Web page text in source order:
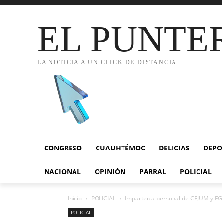
EL
LA NOTICIA A UN CLICK DE DISTANCIA
CONGRESO CUAUHTÉMOC DELICIAS
NACIONAL OPINIÓN PARRAL POLICIAL
Inicio POLICIAL Imparten a personal de CEJUM y
POLICIAL